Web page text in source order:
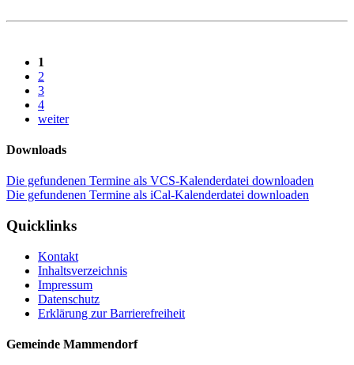
1
2
3
4
weiter
Downloads
Die gefundenen Termine als VCS-Kalenderdatei downloaden
Die gefundenen Termine als iCal-Kalenderdatei downloaden
Quicklinks
Kontakt
Inhaltsverzeichnis
Impressum
Datenschutz
Erklärung zur Barrierefreiheit
Gemeinde Mammendorf